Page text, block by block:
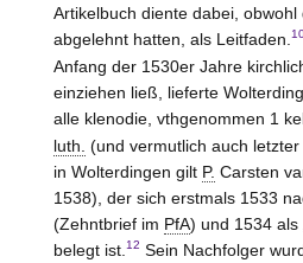
Artikelbuch diente dabei,
abgelehnt hatten, als Leitfaden.
Anfang der 1530er Jahre
einziehen ließ, lieferte
alle klenodie, vthgenommen 1
luth. (und vermutlich auch
in Wolterdingen gilt P. Carsten
1538), der sich erstmals 1533
(Zehntbrief im PfA) und 1534 als
belegt ist. 12 Sein Nachfolger